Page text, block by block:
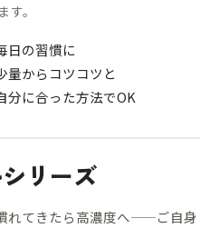
す。
日の習慣に
量からコツコツと
分に合った方法でOK
リーズ
れてきたら高濃度へ——ご自身